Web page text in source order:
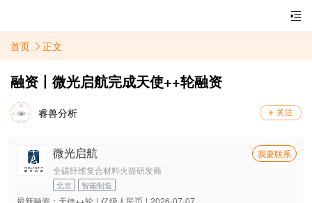
首页 正文
融资丨微光启航完成天使++轮融资
睿兽分析
微光启航
我要联系
全碳纤维复合材料火箭研发商
北京 智能制造
最新融资： 天使++轮 | 亿级人民币 | 2026-07-07